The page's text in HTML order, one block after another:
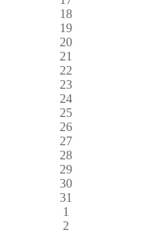
18
19
20
21
22
23
24
25
26
27
28
29
30
31
1
2